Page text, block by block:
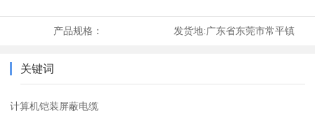
产品规格： 发货地:广东省东莞市常平镇
关键词
计算机铠装屏蔽电缆